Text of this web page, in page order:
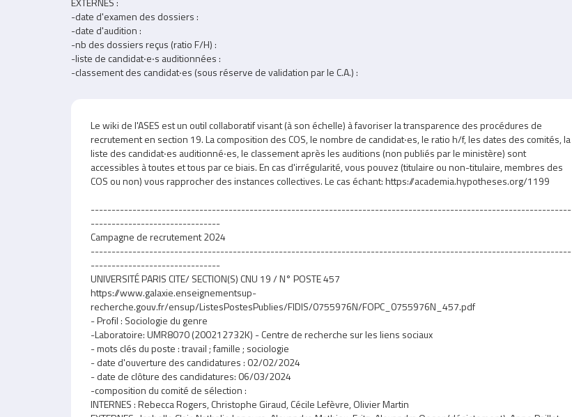
-date d'examen des dossiers :
-date d'audition :
-nb des dossiers reçus (ratio F/H) :
-liste de candidat‧e‧s auditionnées :
-classement des candidat‧es (sous réserve de validation par le C.A.) :
Partie
éditable
Le wiki de l'ASES est un outil collaboratif visant (à son échelle) à favoriser la transparence des procédures de
recrutement en section 19. La composition des COS, le nombre de candidat‧es, le ratio h/f, les dates des comités, la
liste des candidat‧es auditionné‧es, le classement après les auditions (non publiés par le ministère) sont
accessibles à toutes et tous par ce biais. En cas d'irrégularité, vous pouvez (titulaire ou non-titulaire, membres des
COS ou non) vous rapprocher des instances collectives. Le cas échant: https://academia.hypotheses.org/1199
-------------------------------------------------------------------------------------------------------------------
-------------------------------
Campagne de recrutement 2024
-------------------------------------------------------------------------------------------------------------------
-------------------------------
UNIVERSITÉ PARIS CITE/ SECTION(S) CNU 19 / N° POSTE 457
https://www.galaxie.enseignementsup-
recherche.gouv.fr/ensup/ListesPostesPublies/FIDIS/0755976N/FOPC_0755976N_457.pdf
- Profil : Sociologie du genre
-Laboratoire: UMR8070 (200212732K) - Centre de recherche sur les liens sociaux
- mots clés du poste : travail ; famille ; sociologie
- date d'ouverture des candidatures : 02/02/2024
- date de clôture des candidatures: 06/03/2024
-composition du comité de sélection :
INTERNES : Rebecca Rogers, Christophe Giraud, Cécile Lefèvre, Olivier Martin